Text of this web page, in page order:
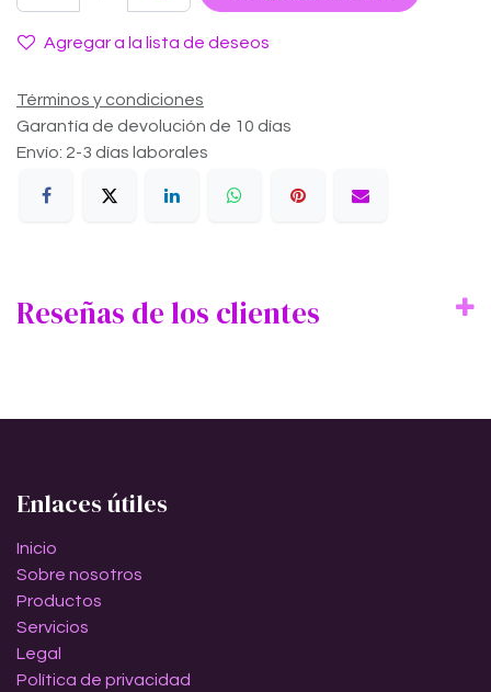
Agregar a la lista de deseos
Términos y condiciones
Garantía de devolución de 10 días
Envío: 2-3 días laborales
Reseñas de los clientes
Enlaces útiles
Inicio
Sobre nosotros
Productos
Servicios
Legal
Política de privacidad